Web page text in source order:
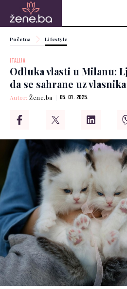
Početna Lifestyle
ITALIJA
Odluka vlasti u Milanu:
da se sahrane uz vlasnika
Autor:Žene.ba 05. 01. 2025.